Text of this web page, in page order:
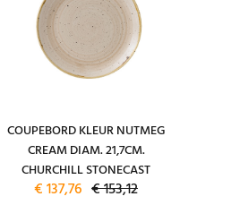
COUPEBORD KLEUR NUTMEG
CREAM DIAM. 21,7CM.
CHURCHILL STONECAST
€ 137,76 € 153,12